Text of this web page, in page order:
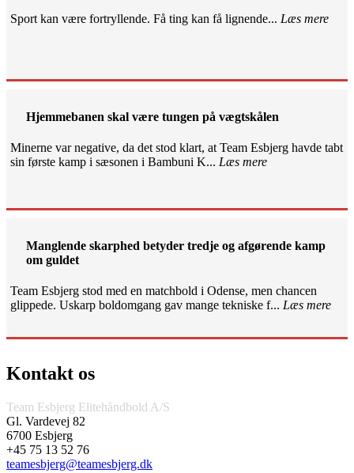
Sport kan være fortryllende. Få ting kan få lignende... Læs mere
Hjemmebanen skal være tungen på vægtskålen
Minerne var negative, da det stod klart, at Team Esbjerg havde tabt
sin første kamp i sæsonen i Bambuni K... Læs mere
Manglende skarphed betyder tredje og afgørende kamp
om guldet
Team Esbjerg stod med en matchbold i Odense, men chancen
glippede. Uskarp boldomgang gav mange tekniske f... Læs mere
Kontakt os
Team Esbjerg Elitehåndbold A/S
Gl. Vardevej 82
6700 Esbjerg
+45 75 13 52 76
teamesbjerg@teamesbjerg.dk